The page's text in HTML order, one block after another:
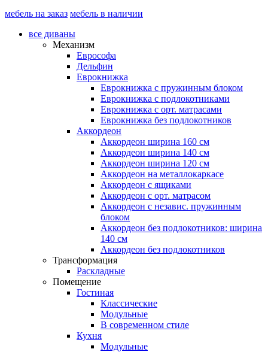
мебель на заказ мебель в наличии
все диваны
Механизм
Еврософа
Дельфин
Еврокнижка
Еврокнижка с пружинным блоком
Еврокнижка с подлокотниками
Еврокнижка с орт. матрасами
Еврокнижка без подлокотников
Аккордеон
Аккордеон ширина 160 см
Аккордеон ширина 140 см
Аккордеон ширина 120 см
Аккордеон на металлокаркасе
Аккордеон c ящиками
Аккордеон c орт. матрасом
Аккордеон c независ. пружинным
блоком
Аккордеон без подлокотников: ширина
140 см
Аккордеон без подлокотников
Трансформация
Раскладные
Помещение
Гостиная
Классические
Модульные
В современном стиле
Кухня
Модульные